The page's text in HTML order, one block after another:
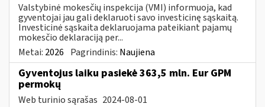
Valstybinė mokesčių inspekcija (VMI) informuoja, kad
gyventojai jau gali deklaruoti savo investicinę sąskaitą.
Investicinė sąskaita deklaruojama pateikiant pajamų
mokesčio deklaraciją per...
Metai: 2026 Pagrindinis: Naujiena
Gyventojus laiku pasiekė 363,5 mln. Eur GPM
permokų
Web turinio sąrašas 2024-08-01